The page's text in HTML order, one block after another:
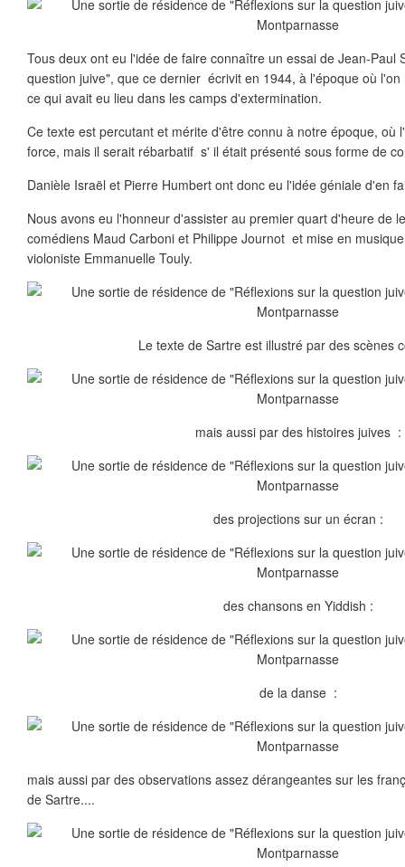
Tous deux ont eu l'idée de faire connaître un essai de Jean-Paul
question juive", que ce dernier écrivit en 1944, à l'époque où
ce qui avait eu lieu dans les camps d'extermination.
Ce texte est percutant et mérite d'être connu à notre époque, où
force, mais il serait rébarbatif s' il était présenté sous forme de
Danièle Israël et Pierre Humbert ont donc eu l'idée géniale d'en
Nous avons eu l'honneur d'assister au premier quart d'heure de
comédiens Maud Carboni et Philippe Journot et mise en
violoniste Emmanuelle Touly.
Le texte de Sartre est illustré par des scènes
mais aussi par des histoires juives :
des projections sur un écran :
des chansons en Yiddish :
de la danse :
mais aussi par des observations assez dérangeantes sur les
de Sartre....